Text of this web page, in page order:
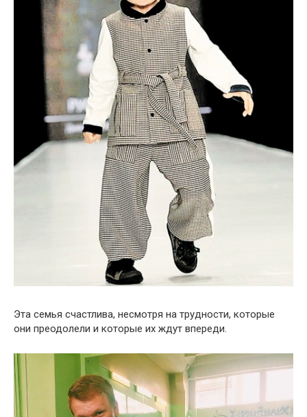
Эта семья счастлива, несмотря на трудности, которые
они преодолели и которые их ждут впереди.